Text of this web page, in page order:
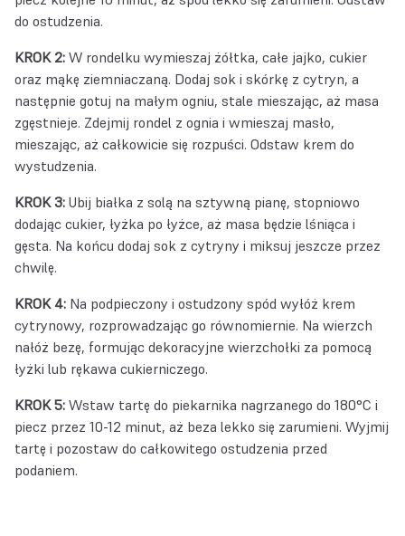
do ostudzenia.
KROK 2: W rondelku wymieszaj żółtka, całe jajko, cukier
oraz mąkę ziemniaczaną. Dodaj sok i skórkę z cytryn, a
następnie gotuj na małym ogniu, stale mieszając, aż masa
zgęstnieje. Zdejmij rondel z ognia i wmieszaj masło,
mieszając, aż całkowicie się rozpuści. Odstaw krem do
wystudzenia.
KROK 3: Ubij białka z solą na sztywną pianę, stopniowo
dodając cukier, łyżka po łyżce, aż masa będzie lśniąca i
gęsta. Na końcu dodaj sok z cytryny i miksuj jeszcze przez
chwilę.
KROK 4: Na podpieczony i ostudzony spód wyłóż krem
cytrynowy, rozprowadzając go równomiernie. Na wierzch
nałóż bezę, formując dekoracyjne wierzchołki za pomocą
łyżki lub rękawa cukierniczego.
KROK 5: Wstaw tartę do piekarnika nagrzanego do 180°C i
piecz przez 10-12 minut, aż beza lekko się zarumieni. Wyjmij
tartę i pozostaw do całkowitego ostudzenia przed
podaniem.